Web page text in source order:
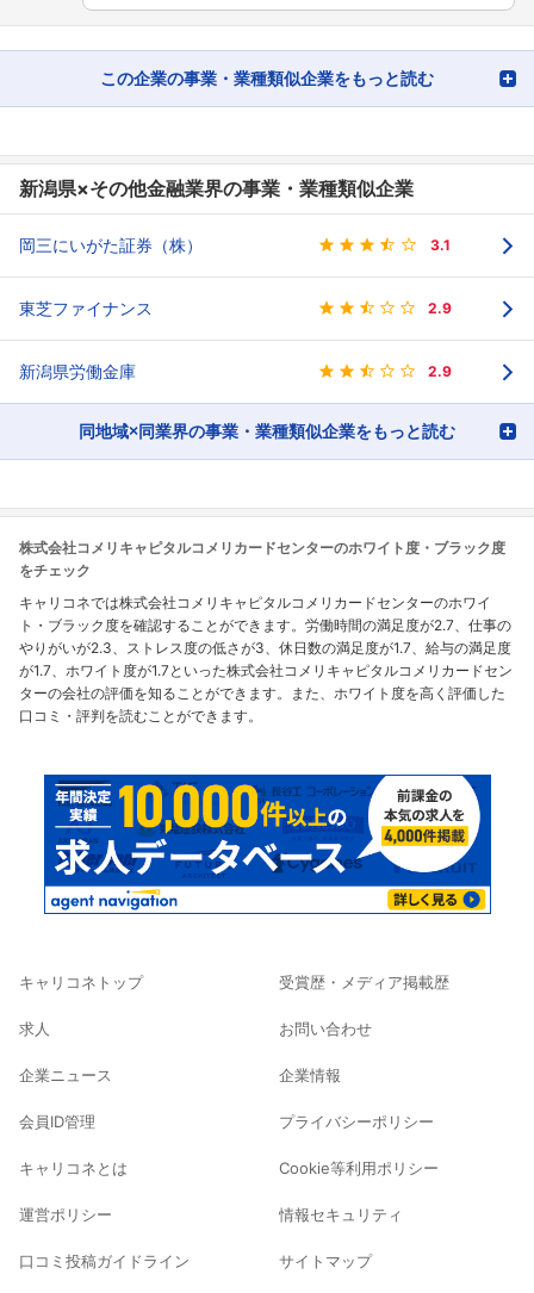
この企業の事業・業種類似企業をもっと読む
新潟県×その他金融業界の事業・業種類似企業
岡三にいがた証券（株） 3.1
東芝ファイナンス 2.9
新潟県労働金庫 2.9
同地域×同業界の事業・業種類似企業をもっと読む
株式会社コメリキャピタルコメリカードセンターのホワイト度・ブラック度
をチェック
キャリコネでは株式会社コメリキャピタルコメリカードセンターのホワイ
ト・ブラック度を確認することができます。労働時間の満足度が2.7、仕事の
やりがいが2.3、ストレス度の低さが3、休日数の満足度が1.7、給与の満足度
が1.7、ホワイト度が1.7といった株式会社コメリキャピタルコメリカードセン
ターの会社の評価を知ることができます。また、ホワイト度を高く評価した
口コミ・評判を読むことができます。
キャリコネトップ
求人
企業ニュース
会員ID管理
キャリコネとは
運営ポリシー
口コミ投稿ガイドライン
受賞歴・メディア掲載歴
お問い合わせ
企業情報
プライバシーポリシー
Cookie等利用ポリシー
情報セキュリティ
サイトマップ